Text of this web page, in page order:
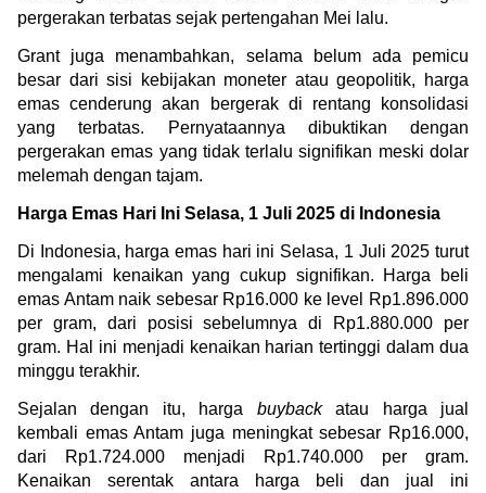
pergerakan terbatas sejak pertengahan Mei lalu.
Grant juga menambahkan, selama belum ada pemicu
besar dari sisi kebijakan moneter atau geopolitik, harga
emas cenderung akan bergerak di rentang konsolidasi
yang terbatas. Pernyataannya dibuktikan dengan
pergerakan emas yang tidak terlalu signifikan meski dolar
melemah dengan tajam.
Harga Emas Hari Ini Selasa, 1 Juli 2025 di Indonesia
Di Indonesia, harga emas hari ini Selasa, 1 Juli 2025 turut
mengalami kenaikan yang cukup signifikan. Harga beli
emas Antam naik sebesar Rp16.000 ke level Rp1.896.000
per gram, dari posisi sebelumnya di Rp1.880.000 per
gram. Hal ini menjadi kenaikan harian tertinggi dalam dua
minggu terakhir.
Sejalan dengan itu, harga buyback atau harga jual
kembali emas Antam juga meningkat sebesar Rp16.000,
dari Rp1.724.000 menjadi Rp1.740.000 per gram.
Kenaikan serentak antara harga beli dan jual ini